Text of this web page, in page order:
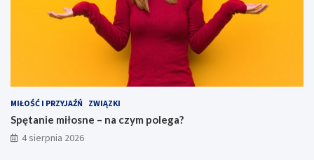
MIŁOŚĆ I PRZYJAŹŃ ZWIĄZKI
Spętanie miłosne – na czym polega?
4 sierpnia 2026